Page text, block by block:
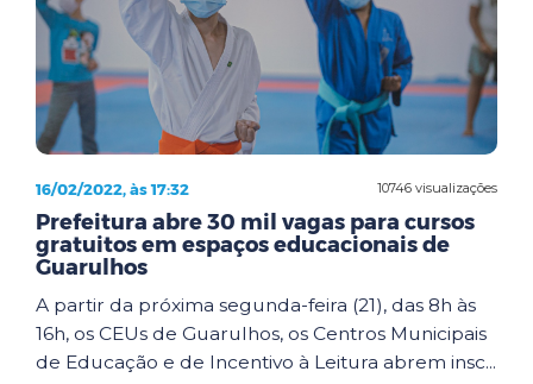
10746 visualizações
16/02/2022, às 17:32
Prefeitura abre 30 mil vagas para cursos
gratuitos em espaços educacionais de
Guarulhos
A partir da próxima segunda-feira (21), das 8h às
16h, os CEUs de Guarulhos, os Centros Municipais
de Educação e de Incentivo à Leitura abrem insc...